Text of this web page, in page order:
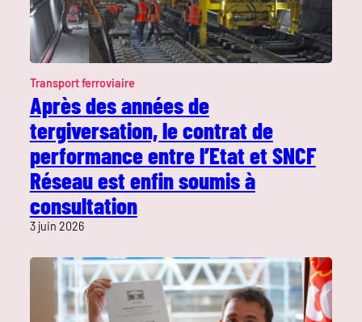
Transport ferroviaire
Après des années de
tergiversation, le contrat de
performance entre l’Etat et SNCF
Réseau est enfin soumis à
consultation
3 juin 2026